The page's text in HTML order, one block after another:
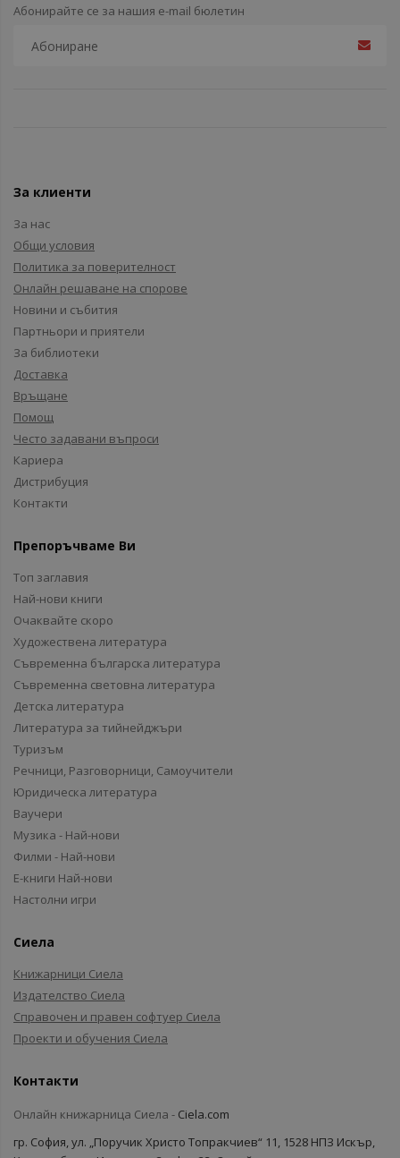
Абонирайте се за нашия e-mail бюлетин
За клиенти
За нас
Общи условия
Политика за поверителност
Онлайн решаване на спорове
Новини и събития
Партньори и приятели
За библиотеки
Доставка
Връщане
Помощ
Често задавани въпроси
Кариера
Дистрибуция
Контакти
Препоръчваме Ви
Топ заглавия
Най-нови книги
Очаквайте скоро
Художествена литература
Съвременна българска литература
Съвременна световна литература
Детска литература
Литература за тийнейджъри
Туризъм
Речници, Разговорници, Самоучители
Юридическа литература
Ваучери
Музика - Най-нови
Филми - Най-нови
Е-книги Най-нови
Настолни игри
Сиела
Книжарници Сиела
Издателство Сиела
Справочен и правен софтуер Сиела
Проекти и обучения Сиела
Контакти
Онлайн книжарница Сиела - Ciela.com
гр. София, ул. „Поручик Христо Топракчиев“ 11, 1528 НПЗ Искър,